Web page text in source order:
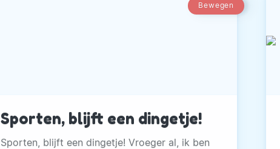
Bewegen
Sporten, blijft een dingetje!
Sporten, blijft een dingetje! Vroeger al, ik ben